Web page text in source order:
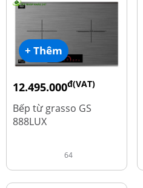
+ Thêm
12.495.000đ(VAT)
16.660.000
Bếp từ grasso GS
888LUX
64